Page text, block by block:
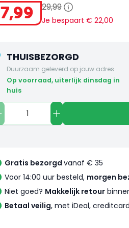
7,99 29,99
Je bespaart € 22,00
THUISBEZORGD
Duurzaam geleverd op jouw adres
op voorraad, uiterlijk dinsdag in
huis
Gratis bezorgd vanaf € 35
Voor 14:00 uur besteld, morgen
Niet goed? Makkelijk retour
Betaal veilig, met iDeal,